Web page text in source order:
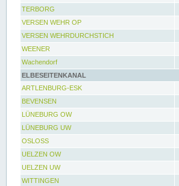
TERBORG
VERSEN WEHR OP
VERSEN WEHRDURCHSTICH
WEENER
Wachendorf
ELBESEITENKANAL
ARTLENBURG-ESK
BEVENSEN
LÜNEBURG OW
LÜNEBURG UW
OSLOSS
UELZEN OW
UELZEN UW
WITTINGEN